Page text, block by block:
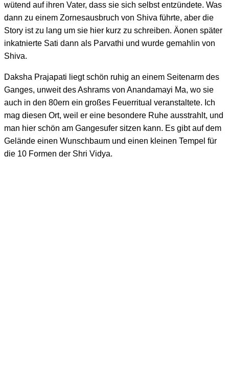
wütend auf ihren Vater, dass sie sich selbst entzündete. Was
dann zu einem Zornesausbruch von Shiva führte, aber die
Story ist zu lang um sie hier kurz zu schreiben. Äonen später
inkatnierte Sati dann als Parvathi und wurde gemahlin von
Shiva.
Daksha Prajapati liegt schön ruhig an einem Seitenarm des
Ganges, unweit des Ashrams von Anandamayi Ma, wo sie
auch in den 80ern ein großes Feuerritual veranstaltete. Ich
mag diesen Ort, weil er eine besondere Ruhe ausstrahlt, und
man hier schön am Gangesufer sitzen kann. Es gibt auf dem
Gelände einen Wunschbaum und einen kleinen Tempel für
die 10 Formen der Shri Vidya.